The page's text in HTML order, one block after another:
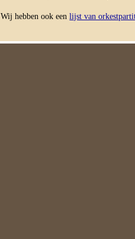
Wij hebben ook eenlijst van